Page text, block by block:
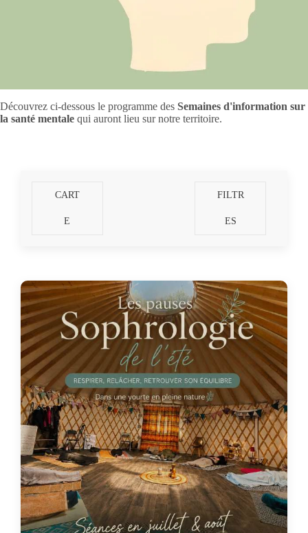
Découvrez ci-dessous le programme des Semaines d'information sur
la santé mentale qui auront lieu sur notre territoire.
CART
E
FILTR
ES